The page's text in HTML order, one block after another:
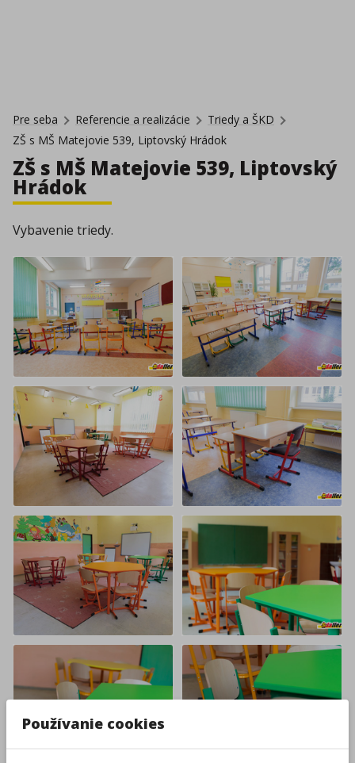
Pre seba Referencie a realizácie
Triedy a ŠKD
ZŠ s MŠ Matejovie 539, Liptovský Hrádok
ZŠ s MŠ Matejovie 539, Liptovský
Hrádok
Vybavenie triedy.
Používanie cookies